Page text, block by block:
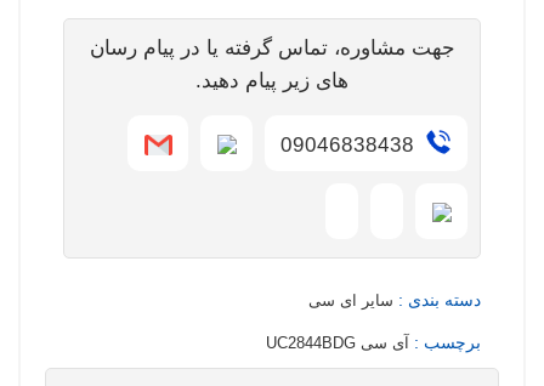
جهت مشاوره، تماس گرفته یا در پیام رسان
های زیر پیام دهید.
09046838438
دسته بندی : سایر ای سی
برچسب : آی سی UC2844BDG